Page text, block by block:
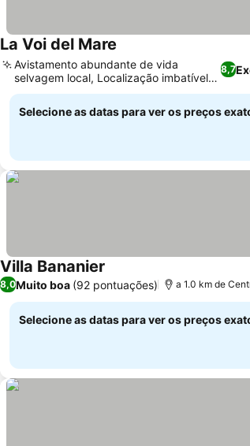
La Voi del Mare
8,7
Avistamento abundante de vida
selvagem local, Localização imbatível à
beira-mar
Selecione as datas para ver os preços
Villa Bananier
8,0Muito boa (92 pontuações) a 1.0 km de
Selecione as datas para ver os preços